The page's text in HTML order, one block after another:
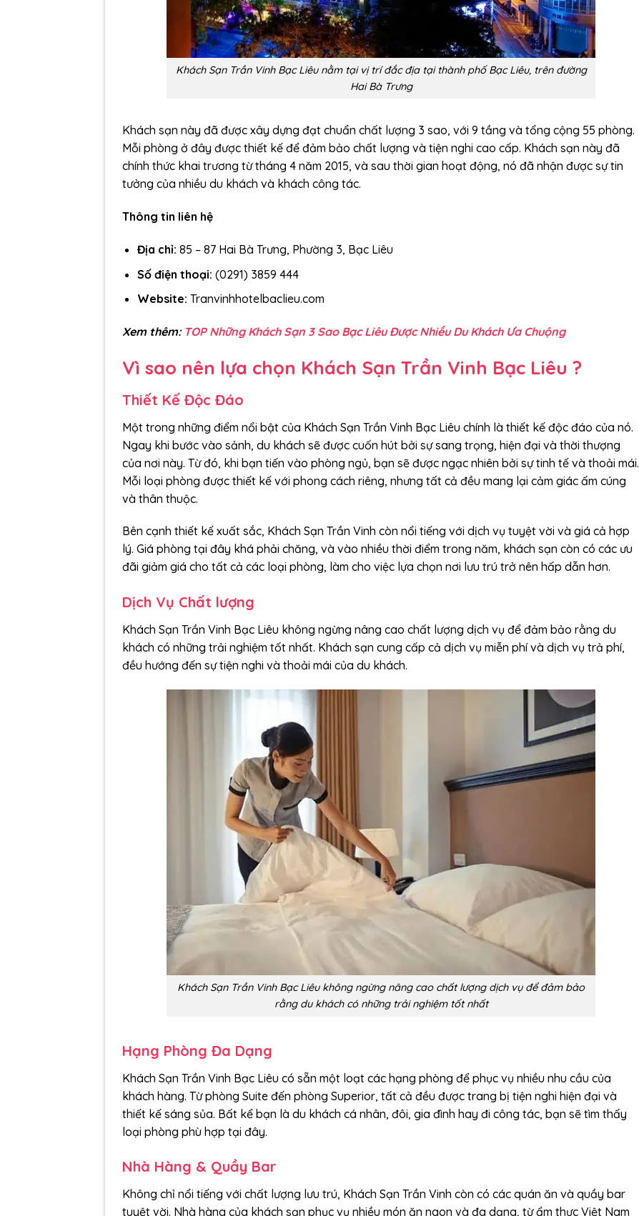
Khách Sạn Trần Vinh Bạc Liêu nằm tại vị trí đắc địa tại thành phố Bạc Liêu, trên đường
Hai Bà Trưng
Khách sạn này đã được xây dựng đạt chuẩn chất lượng 3 sao, với 9 tầng và tổng cộng 55 phòng.
Mỗi phòng ở đây được thiết kế để đảm bảo chất lượng và tiện nghi cao cấp. Khách sạn này đã
chính thức khai trương từ tháng 4 năm 2015, và sau thời gian hoạt động, nó đã nhận được sự tin
tưởng của nhiều du khách và khách công tác.
Thông tin liên hệ
Địa chỉ: 85 – 87 Hai Bà Trưng, Phường 3, Bạc Liêu
Số điện thoại: (0291) 3859 444
Website: Tranvinhhotelbaclieu.com
Xem thêm: TOP Những Khách Sạn 3 Sao Bạc Liêu Được Nhiều Du Khách Ưa Chuộng
Vì sao nên lựa chọn Khách Sạn Trần Vinh Bạc Liêu ?
Thiết Kế Độc Đáo
Một trong những điểm nổi bật của Khách Sạn Trần Vinh Bạc Liêu chính là thiết kế độc đáo của nó.
Ngay khi bước vào sảnh, du khách sẽ được cuốn hút bởi sự sang trọng, hiện đại và thời thượng
của nơi này. Từ đó, khi bạn tiến vào phòng ngủ, bạn sẽ được ngạc nhiên bởi sự tinh tế và thoải mái.
Mỗi loại phòng được thiết kế với phong cách riêng, nhưng tất cả đều mang lại cảm giác ấm cúng
và thân thuộc.
Bên cạnh thiết kế xuất sắc, Khách Sạn Trần Vinh còn nổi tiếng với dịch vụ tuyệt vời và giá cả hợp
lý. Giá phòng tại đây khá phải chăng, và vào nhiều thời điểm trong năm, khách sạn còn có các ưu
đãi giảm giá cho tất cả các loại phòng, làm cho việc lựa chọn nơi lưu trú trở nên hấp dẫn hơn.
Dịch Vụ Chất lượng
Khách Sạn Trần Vinh Bạc Liêu không ngừng nâng cao chất lượng dịch vụ để đảm bảo rằng du
khách có những trải nghiệm tốt nhất. Khách sạn cung cấp cả dịch vụ miễn phí và dịch vụ trả phí,
đều hướng đến sự tiện nghi và thoải mái của du khách.
Khách Sạn Trần Vinh Bạc Liêu không ngừng nâng cao chất lượng dịch vụ để đảm bảo
rằng du khách có những trải nghiệm tốt nhất
Hạng Phòng Đa Dạng
Khách Sạn Trần Vinh Bạc Liêu có sẵn một loạt các hạng phòng để phục vụ nhiều nhu cầu của
khách hàng. Từ phòng Suite đến phòng Superior, tất cả đều được trang bị tiện nghi hiện đại và
thiết kế sáng sủa. Bất kể bạn là du khách cá nhân, đôi, gia đình hay đi công tác, bạn sẽ tìm thấy
loại phòng phù hợp tại đây.
Nhà Hàng & Quầy Bar
Không chỉ nổi tiếng với chất lượng lưu trú, Khách Sạn Trần Vinh còn có các quán ăn và quầy bar
tuyệt vời. Nhà hàng của khách sạn phục vụ nhiều món ăn ngon và đa dạng, từ ẩm thực Việt Nam